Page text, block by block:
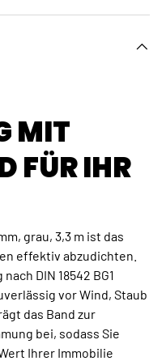
MIT
FÜR IHR
grau, 3,3 m ist das
effektiv abzudichten.
DIN 18542 BG1
vor Wind, Staub
das Band zur
bei, sodass Sie
Ihrer Immobilie